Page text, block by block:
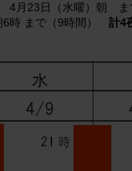
4月23日（水曜）朝 ま
6時 まで（9時間）計4